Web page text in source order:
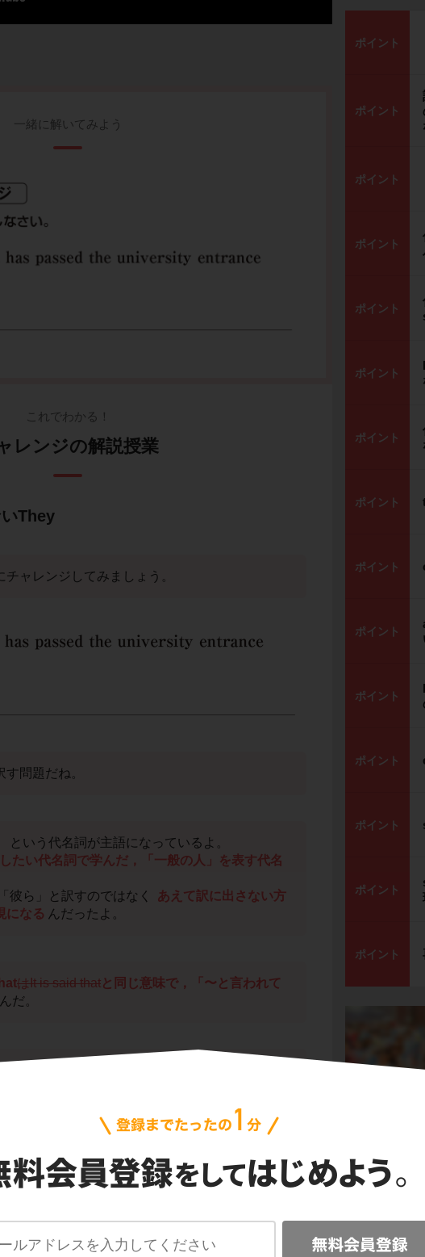
一緒に解いてみよう
これでわかる！
レンジの解説授業
いThey
チャレンジしてみましょう。
問題だね。
という代名詞が主語になっているよ。
たい代名詞で学んだ，「一般の人」を表す代名
彼ら」と訳すのではなく
あえて訳に出さない方
になる んだったよ。
はIt is said thatと同じ意味で，「〜と言われて
だ。
say that Tom has passed the university
ポイント
ポイント
ポイント
ポイント
ポイント
ポイント
ポイント
ポイント
ポイント
ポイント
ポイント
ポイント
ポイント
ポイント
ポイント